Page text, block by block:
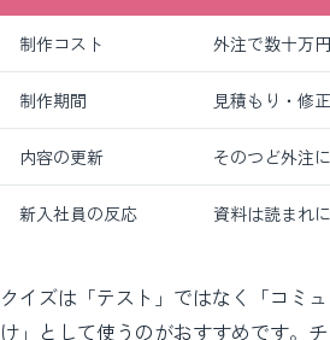
制作コスト 外注で数十万円
制作期間 見積もり・修
内容の更新 そのつど外注
新入社員の反応 資料は読まれ
クイズは「テスト」ではなく「コミ
け」として使うのがおすすめです。